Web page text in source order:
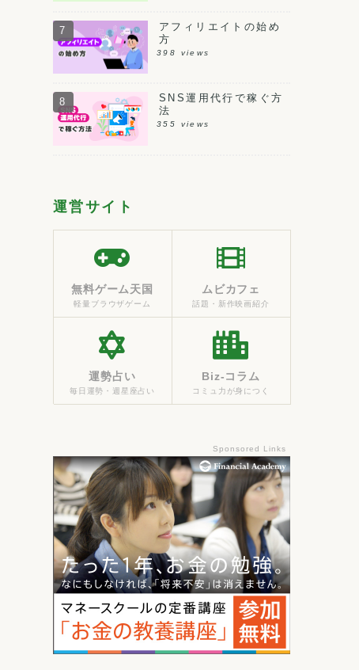
アフィリエイトの始め
方
398 views
SNS運用代行で稼ぐ方
法
355 views
運営サイト
無料ゲーム天国
軽量ブラウザゲーム
ムビカフェ
話題・新作映画紹介
運勢占い
毎日運勢・週星座占い
Biz-コラム
コミュ力が身につく
Sponsored Links